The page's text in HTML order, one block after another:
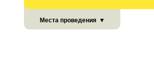
Места проведения ▼